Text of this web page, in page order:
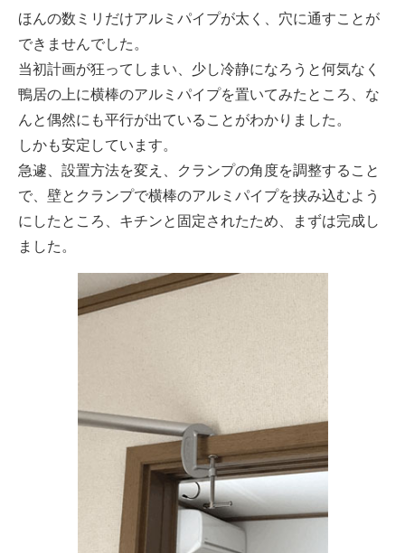
ほんの数ミリだけアルミパイプが太く、穴に通すことが
できませんでした。
当初計画が狂ってしまい、少し冷静になろうと何気なく
鴨居の上に横棒のアルミパイプを置いてみたところ、な
んと偶然にも平行が出ていることがわかりました。
しかも安定しています。
急遽、設置方法を変え、クランプの角度を調整すること
で、壁とクランプで横棒のアルミパイプを挟み込むよう
にしたところ、キチンと固定されたため、まずは完成し
ました。